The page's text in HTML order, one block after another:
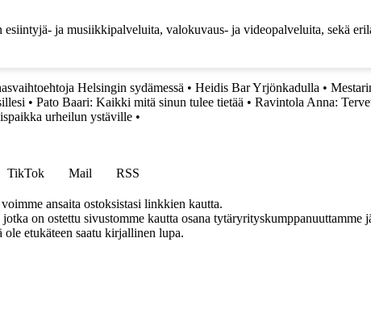
ja musiikkipalveluita, valokuvaus- ja videopalveluita, sekä
Helsingin sydämessä • Heidis Bar Yrjönkadulla •
• Pato Baari: Kaikki mitä sinun tulee tietää • Ravintola Anna:
urheilun ystäville •
TikTok Mail
RSS
ansaita ostoksistasi linkkien kautta.
on ostettu sivustomme kautta osana
etukäteen saatu kirjallinen lupa.